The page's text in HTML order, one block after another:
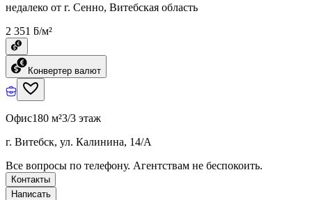
недалеко от г. Сенно, Витебская область
2 351 ƃ/м²
Конвертер валют
Офис180 м²3/3 этаж
г. Витебск, ул. Калинина, 14/А
Все вопросы по телефону. Агентствам не беспокоить.
Контакты
Написать